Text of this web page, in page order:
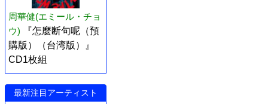
周華健(エミール・チョ
ウ)
『怎麼断句呢（預
購版）（台湾版）』
CD1枚組
最新注目アーティスト